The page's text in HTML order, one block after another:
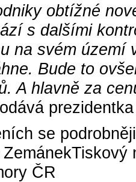
obtížné
s dalšími
na svém
Bude to
A hlavně za
se
ČR